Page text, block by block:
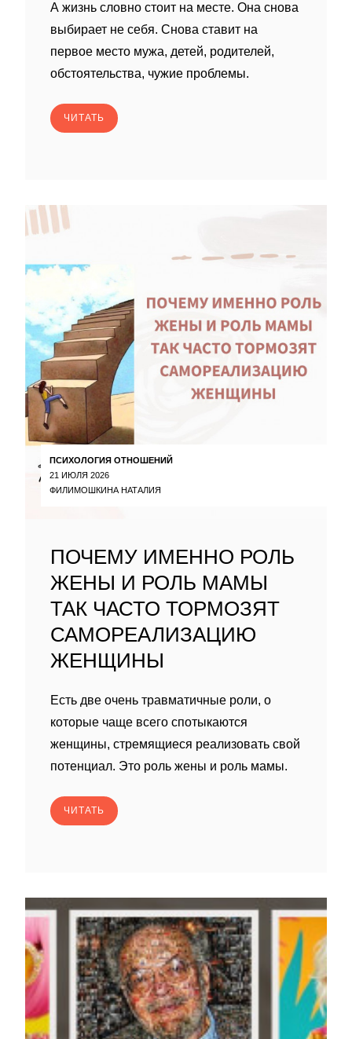
А жизнь словно стоит на месте. Она снова
выбирает не себя. Снова ставит на
первое место мужа, детей, родителей,
обстоятельства, чужие проблемы.
ЧИТАТЬ
ПСИХОЛОГИЯ ОТНОШЕНИЙ
21 ИЮЛЯ 2026
ФИЛИМОШКИНА НАТАЛИЯ
ПОЧЕМУ ИМЕННО РОЛЬ
ЖЕНЫ И РОЛЬ МАМЫ
ТАК ЧАСТО ТОРМОЗЯТ
САМОРЕАЛИЗАЦИЮ
ЖЕНЩИНЫ
Есть две очень травматичные роли, о
которые чаще всего спотыкаются
женщины, стремящиеся реализовать свой
потенциал. Это роль жены и роль мамы.
ЧИТАТЬ